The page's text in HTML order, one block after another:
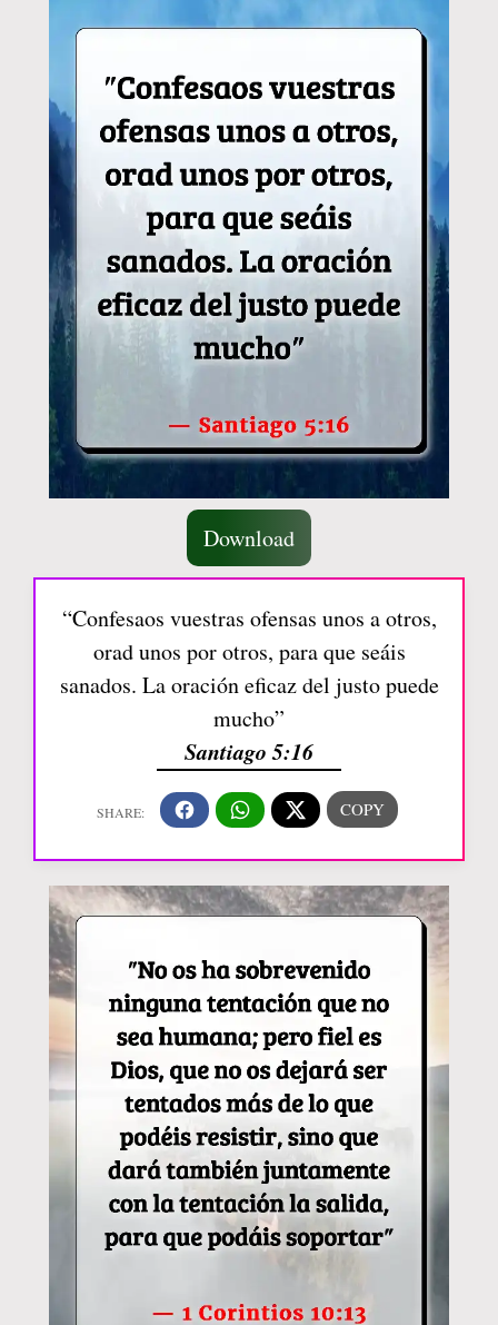
Download
“Confesaos vuestras ofensas unos a otros,
orad unos por otros, para que seáis
sanados. La oración eficaz del justo puede
mucho”
Santiago 5:16